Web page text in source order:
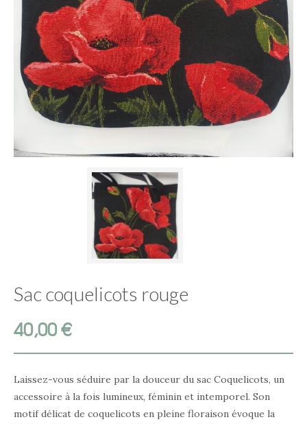
Sac coquelicots rouge
40,00€
Laissez-vous séduire par la douceur du sac Coquelicots, un
accessoire à la fois lumineux, féminin et intemporel. Son
motif délicat de coquelicots en pleine floraison évoque la